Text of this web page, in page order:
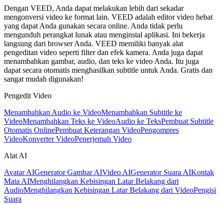
Dengan VEED, Anda dapat melakukan lebih dari sekadar
mengonversi video ke format lain. VEED adalah editor video hebat
yang dapat Anda gunakan secara online. Anda tidak perlu
mengunduh perangkat lunak atau menginstal aplikasi. Ini bekerja
langsung dari browser Anda. VEED memiliki banyak alat
pengeditan video seperti filter dan efek kamera. Anda juga dapat
menambahkan gambar, audio, dan teks ke video Anda. Itu juga
dapat secara otomatis menghasilkan subtitle untuk Anda. Gratis dan
sangat mudah digunakan!
Pengedit Video
Menambahkan Audio ke VideoMenambahkan Subtitle ke
VideoMenambahkan Teks ke VideoAudio ke TeksPembuat Subtitle
Otomatis OnlinePembuat Keterangan VideoPengompres
VideoKonverter VideoPenerjemah Video
Alat AI
Avatar AIGenerator Gambar AIVideo AIGenerator Suara AIKontak
Mata AIMenghilangkan Kebisingan Latar Belakang dari
AudioMenghilangkan Kebisingan Latar Belakang dari VideoPengisi
Suara